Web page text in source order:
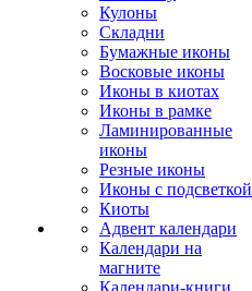
Кулоны
Складни
Бумажные иконы
Восковые иконы
Иконы в киотах
Иконы в рамке
Ламинированные
иконы
Резные иконы
Иконы с подсветкой
Киоты
Адвент календари
Календари на
магните
Календари-книги